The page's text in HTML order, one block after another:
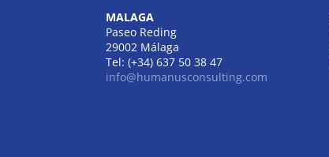
MALAGA
Paseo Reding
29002 Málaga
Tel: (+34) 637 50 38 47
info@humanusconsulting.com